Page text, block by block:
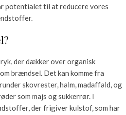
potentialet til at reducere vores
der dækker over organisk
brændsel. Det kan komme fra
skovrester, halm, madaffald, og
som majs og sukkerrør. I
der frigiver kulstof, som har